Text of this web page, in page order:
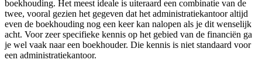
boekhouding. Het meest ideale is uiteraard een combinatie van de
twee, vooral gezien het gegeven dat het administratiekantoor altijd
even de boekhouding nog een keer kan nalopen als je dit wenselijk
acht. Voor zeer specifieke kennis op het gebied van de financiën ga
je wel vaak naar een boekhouder. Die kennis is niet standaard voor
een administratiekantoor.